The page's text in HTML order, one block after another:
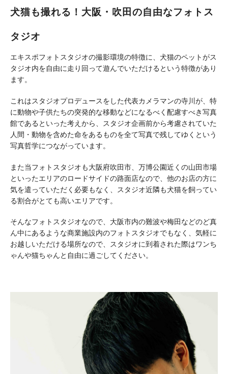
犬猫も撮れる！大阪・吹田の自由なフォトス
タジオ
エキスポフォトスタジオの撮影環境の特徴に、犬猫のペットがス
タジオ内を自由に走り回って遊んでいただけるという特徴があり
ます。
これはスタジオプロデュースをした代表カメラマンの寺川が、特
に動物や子供たちの突発的な移動などになるべく配慮すべき写真
館であるといった考えから、スタジオ企画前から考慮されていた
人間・動物を含めた命をあるものを全て写真で残してゆくという
写真哲学につながっています。
また当フォトスタジオも大阪府吹田市、万博公園近くの山田市場
といったエリアのロードサイドの路面店なので、他のお店の方に
気を遣っていただく必要もなく、スタジオ近隣も犬猫を飼ってい
る割合がとても高いエリアです。
そんなフォトスタジオなので、大阪市内の難波や梅田などのど真
ん中にあるような商業施設内のフォトスタジオでもなく、気軽に
お越しいただける場所なので、スタジオに到着された際はワンち
ゃんや猫ちゃんと自由に過ごしてください。